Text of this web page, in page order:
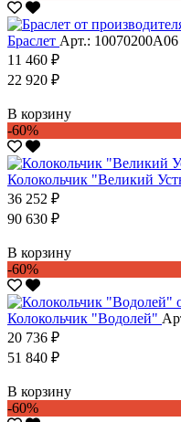
Браслет Арт.: 10070200А06
11 460 ₽
22 920 ₽
В корзину
-60%
Колокольчик "Великий
36 252 ₽
90 630 ₽
В корзину
-60%
Колокольчик "Водолей"
20 736 ₽
51 840 ₽
В корзину
-60%